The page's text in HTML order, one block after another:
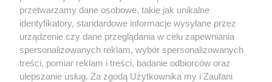
przetwarzamy dane osobowe, takie jak unikalne
identyfikatory, standardowe informacje wysyłane przez
urządzenie czy dane przeglądania w celu zapewniania
spersonalizowanych reklam, wybór spersonalizowanych
treści, pomiar reklam i treści, badanie odbiorców oraz
ulepszanie usług. Za zgodą Użytkownika my i Zaufani